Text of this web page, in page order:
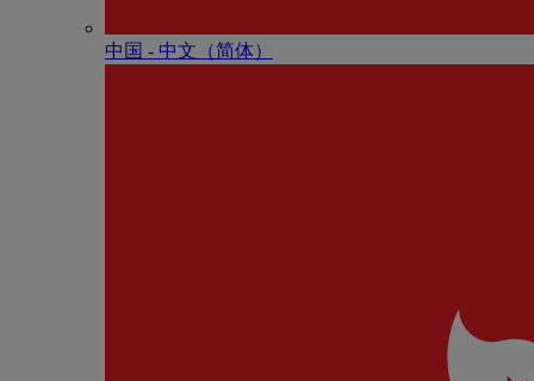
中国 - 中⽂（简体）